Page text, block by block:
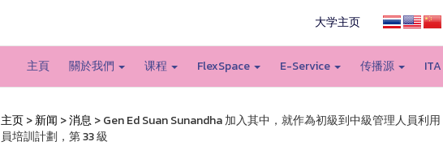
大学主页
主頁 關於我們 课程 FlexSpace E-Service 传播源 ITA
主页>新闻 >消息> Gen Ed Suan Sunandha 加入其中，就作為初級到中級管理人員利
員培訓計劃，第 33 級